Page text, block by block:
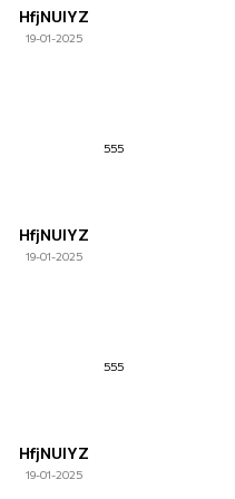
HfjNUlYZ
19-01-2025
HfjNUlYZ
19-01-2025
555
HfjNUlYZ
19-01-2025
555